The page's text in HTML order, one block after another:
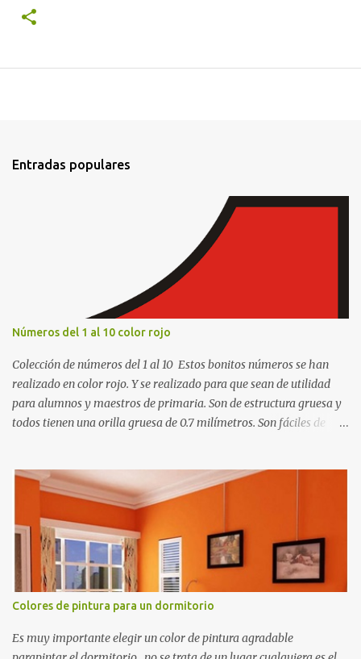
Entradas populares
Números del 1 al 10 color rojo
Colección de números del 1 al 10 Estos bonitos números se han
realizado en color rojo. Y se realizado para que sean de utilidad
para alumnos y maestros de primaria. Son de estructura gruesa y
todos tienen una orilla gruesa de 0.7 milímetros. Son fáciles de
matemáticos, para decorar los cumpleaños de los niños, entre
otras cosas.
Colores de pintura para un dormitorio
Es muy importante elegir un color de pintura agradable